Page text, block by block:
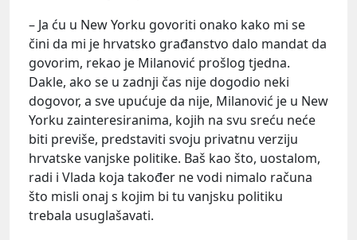
– Ja ću u New Yorku govoriti onako kako mi se
čini da mi je hrvatsko građanstvo dalo mandat da
govorim, rekao je Milanović prošlog tjedna.
Dakle, ako se u zadnji čas nije dogodio neki
dogovor, a sve upućuje da nije, Milanović je u New
Yorku zainteresiranima, kojih na svu sreću neće
biti previše, predstaviti svoju privatnu verziju
hrvatske vanjske politike. Baš kao što, uostalom,
radi i Vlada koja također ne vodi nimalo računa
što misli onaj s kojim bi tu vanjsku politiku
trebala usuglašavati.